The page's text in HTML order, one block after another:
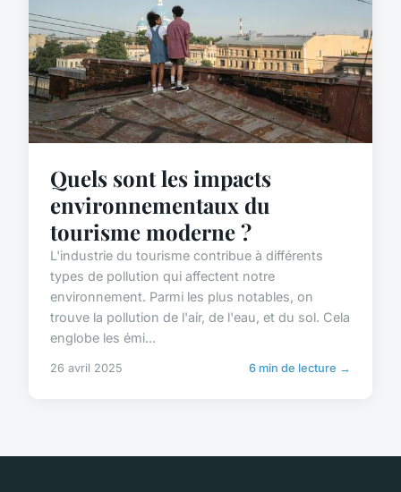
Quels sont les impacts
environnementaux du
tourisme moderne ?
L'industrie du tourisme contribue à différents
types de pollution qui affectent notre
environnement. Parmi les plus notables, on
trouve la pollution de l'air, de l'eau, et du sol. Cela
englobe les émi...
26 avril 2025 6 min de lecture →